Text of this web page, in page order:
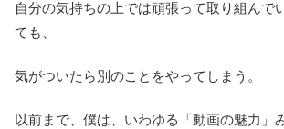
自分の気持ちの上では頑張って取り組んで
ても、
気がついたら別のことをやってしまう。
以前まで、僕は、いわゆる「動画の魅力」